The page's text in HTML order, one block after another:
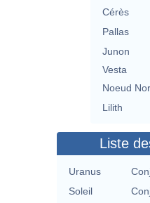
Cérès
Pallas
Junon
Vesta
Noeud
Lilith
Liste
Uranus
Soleil